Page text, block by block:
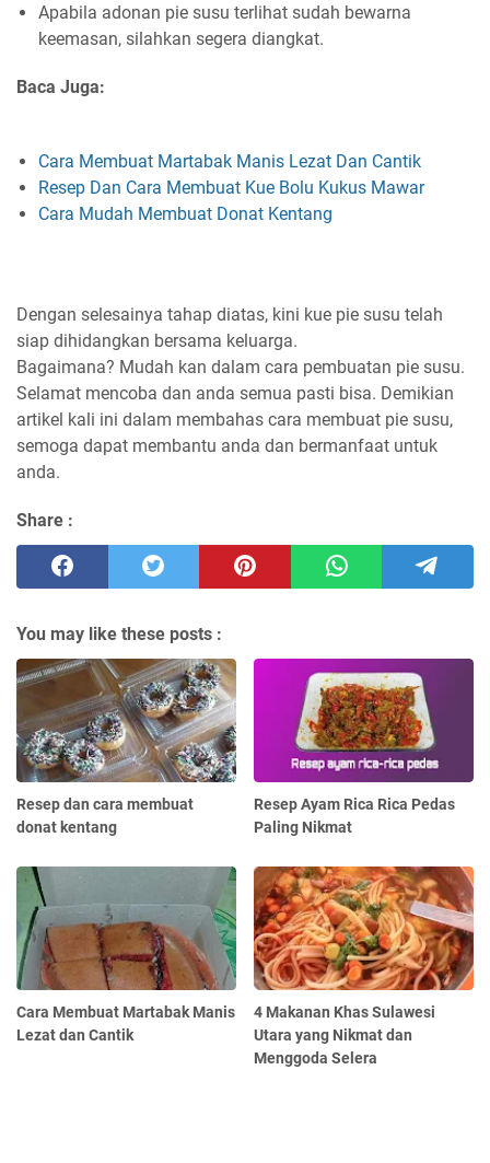
Apabila adonan pie susu terlihat sudah bewarna
keemasan, silahkan segera diangkat.
Baca Juga:
Cara Membuat Martabak Manis Lezat Dan Cantik
Resep Dan Cara Membuat Kue Bolu Kukus Mawar
Cara Mudah Membuat Donat Kentang
Dengan selesainya tahap diatas, kini kue pie susu telah
siap dihidangkan bersama keluarga.
Bagaimana? Mudah kan dalam cara pembuatan pie susu.
Selamat mencoba dan anda semua pasti bisa. Demikian
artikel kali ini dalam membahas cara membuat pie susu,
semoga dapat membantu anda dan bermanfaat untuk
anda.
Share :
You may like these posts :
Resep dan cara membuat
donat kentang
Resep Ayam Rica Rica Pedas
Paling Nikmat
Cara Membuat Martabak Manis
Lezat dan Cantik
4 Makanan Khas Sulawesi
Utara yang Nikmat dan
Menggoda Selera